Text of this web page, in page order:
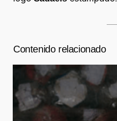
Contenido relacionado